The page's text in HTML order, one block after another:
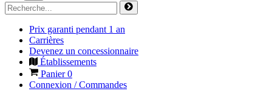
Prix garanti pendant 1 an
Carrières
Devenez un concessionnaire
Établissements
Panier0
Connexion / Commandes